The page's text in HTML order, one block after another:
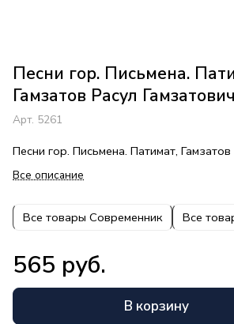
Песни гор. Письмена.
Гамзатов Расул Гамзатович
Арт. 5261
Песни гор. Письмена. Патимат,
Все описание
Все товары Современник Все
565 руб.
В корзину